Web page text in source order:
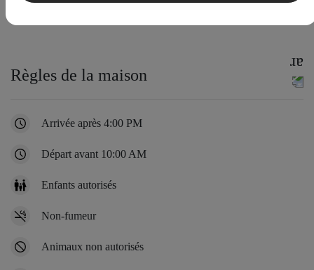
Règles de la maison
Arrivée après 4:00 PM
Départ avant 10:00 AM
Enfants autorisés
Non-fumeur
Animaux non autorisés